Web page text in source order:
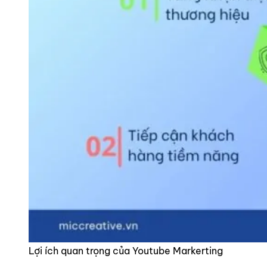
Lợi ích quan trọng của Youtube Markerting